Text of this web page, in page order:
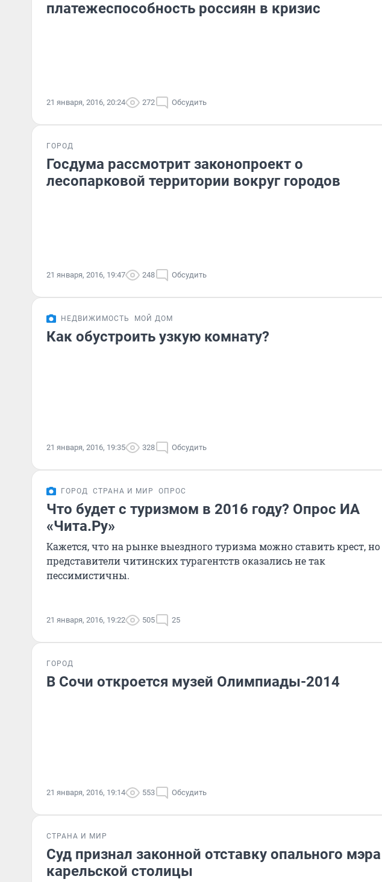
платежеспособность россиян в кризис
21 января, 2016, 20:24 272 Обсудить
ГОРОД
Госдума рассмотрит законопроект о
лесопарковой территории вокруг городов
21 января, 2016, 19:47 248 Обсудить
НЕДВИЖИМОСТЬ МОЙ ДОМ
Как обустроить узкую комнату?
21 января, 2016, 19:35 328 Обсудить
ГОРОД СТРАНА И МИР ОПРОС
Что будет с туризмом в 2016 году? Опрос ИА
«Чита.Ру»
Кажется, что на рынке выездного туризма можно ставить крест, но
представители читинских турагентств оказались не так
пессимистичны.
21 января, 2016, 19:22 505 25
ГОРОД
В Сочи откроется музей Олимпиады-2014
21 января, 2016, 19:14 553 Обсудить
СТРАНА И МИР
Суд признал законной отставку опального мэра
карельской столицы